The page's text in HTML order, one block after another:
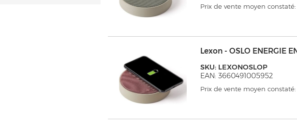
Prix de vente moyen
Lexon - OSLO ENERGIE
SKU: LEXONOSLOP
EAN: 3660491005952
Prix de vente moyen